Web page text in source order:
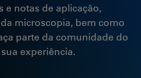
e notas de aplicação,
microscopia, bem como
parte da comunidade do
experiência.